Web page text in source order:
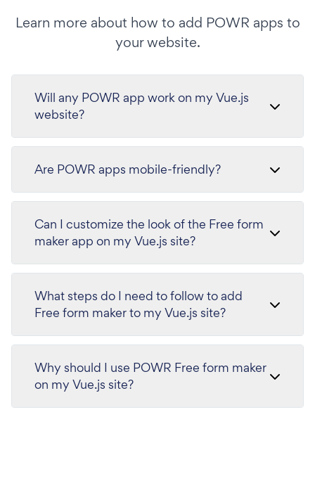
Learn more about how to add POWR apps to
your website.
Will any POWR app work on my Vue.js
website?
Are POWR apps mobile-friendly?
Can I customize the look of the Free form
maker app on my Vue.js site?
What steps do I need to follow to add
Free form maker to my Vue.js site?
Why should I use POWR Free form maker
on my Vue.js site?